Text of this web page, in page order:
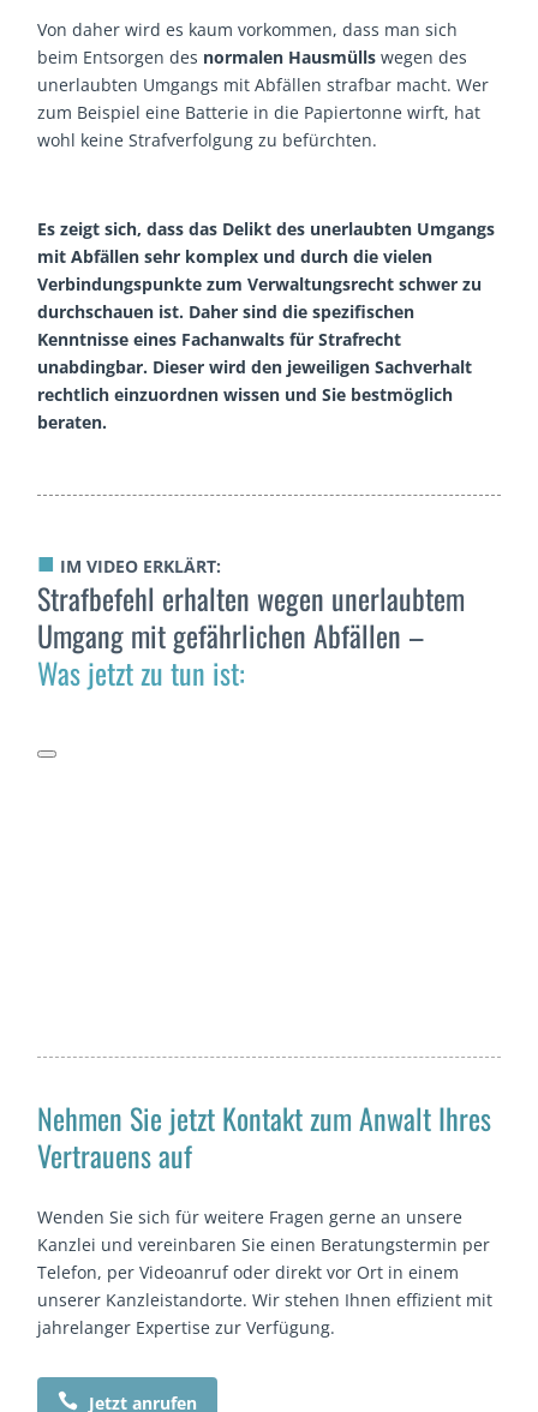
Von daher wird es kaum vorkommen, dass man sich
beim Entsorgen des normalen Hausmülls wegen des
unerlaubten Umgangs mit Abfällen strafbar macht. Wer
zum Beispiel eine Batterie in die Papiertonne wirft, hat
wohl keine Strafverfolgung zu befürchten.
Es zeigt sich, dass das Delikt des unerlaubten Umgangs
mit Abfällen sehr komplex und durch die vielen
Verbindungspunkte zum Verwaltungsrecht schwer zu
durchschauen ist. Daher sind die spezifischen
Kenntnisse eines Fachanwalts für Strafrecht
unabdingbar. Dieser wird den jeweiligen Sachverhalt
rechtlich einzuordnen wissen und Sie bestmöglich
beraten.
■ IM VIDEO ERKLÄRT:
Strafbefehl erhalten wegen unerlaubtem
Umgang mit gefährlichen Abfällen –
Was jetzt zu tun ist:
Nehmen Sie jetzt Kontakt zum Anwalt Ihres
Vertrauens auf
Wenden Sie sich für weitere Fragen gerne an unsere
Kanzlei und vereinbaren Sie einen Beratungstermin per
Telefon, per Videoanruf oder direkt vor Ort in einem
unserer Kanzleistandorte. Wir stehen Ihnen effizient mit
jahrelanger Expertise zur Verfügung.
 Jetzt anrufen